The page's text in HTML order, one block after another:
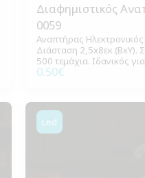
Διαφημιστικός
0059
Αναπτήρας
Διάσταση 2,5x8εκ (ΒxΥ).
500 τεμάχια. Ιδανικός για
καθημερινή χρήση και
0.50€
Led